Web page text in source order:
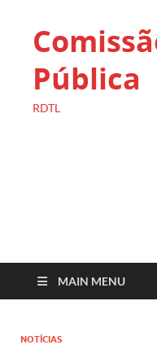
Pública
RDTL
MAIN MENU
NOTÍCIAS